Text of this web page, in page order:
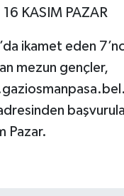
KASIM PAZAR
ikamet eden
mezun gençler,
Pazar.